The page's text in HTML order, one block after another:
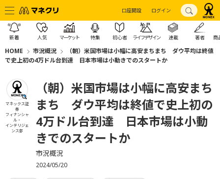
口座開設 ログイン
新着 人気 マーケット 特集 初心者 ライフデザイン 連載 著者 商
HOME 市況概況
（朝）米国市場は小幅に高安まちまち ダウ平均は終値
で史上初の4万ドル台到達 日本市場は小動きでのスタートか
マネックス証
券
フィナンシャ
ル・
インテリジェ
ンス部
（朝）米国市場は小幅に高安まち
まち ダウ平均は終値で史上初の
4万ドル台到達 日本市場は小動
きでのスタートか
市況概況
2024/05/20